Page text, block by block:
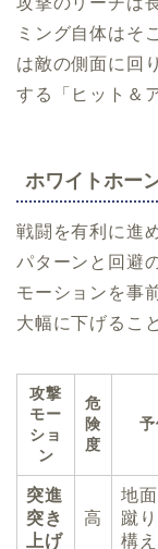
ミング自体はそ
は敵の側面に回
する「ヒット＆
ホワイトホー
戦闘を有利に進
パターンと回避
モーションを事
大幅に下げるこ
攻撃
モー
ショ
ン
危
険
度
突進
突き
上げ
高
地
蹴
構